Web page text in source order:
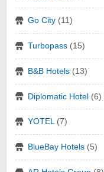
Go City (11)
Turbopass (15)
B&B Hotels (13)
Diplomatic Hotel (6)
YOTEL(7)
BlueBay Hotels (5)